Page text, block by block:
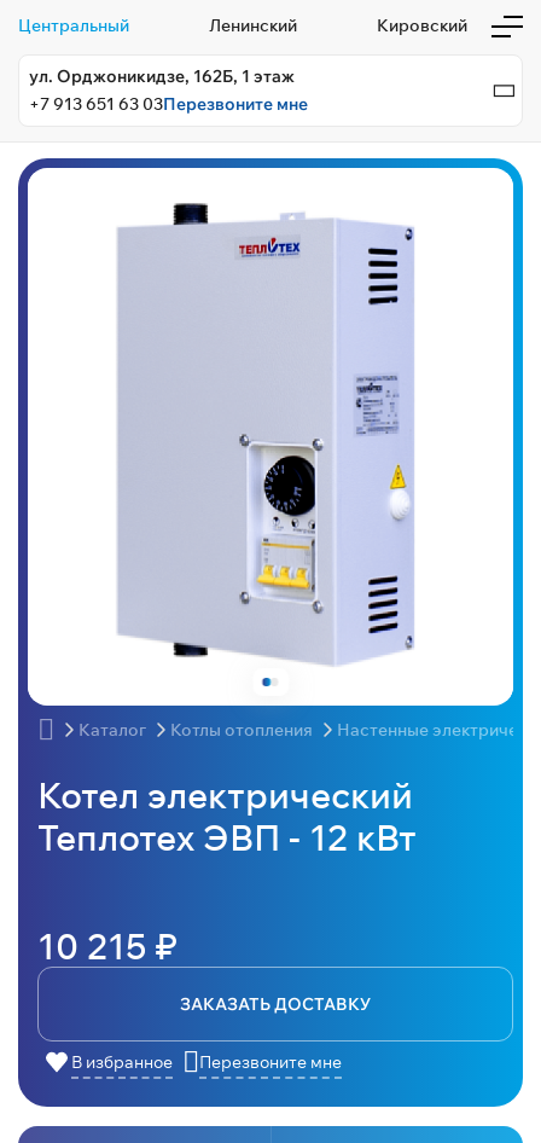
Центральный Ленинский Кировский
ул. Орджоникидзе, 162Б, 1 этаж
+7 913 651 63 03Перезвоните мне
Каталог Котлы отопления Настенные
Котел электрический
Теплотех ЭВП - 12 кВт
10 215 ₽
ЗАКАЗАТЬ ДОСТАВКУ
В избранное Перезвоните мне